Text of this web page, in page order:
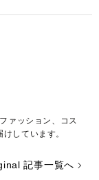
ァッション、コス
しています。
記事一覧へ